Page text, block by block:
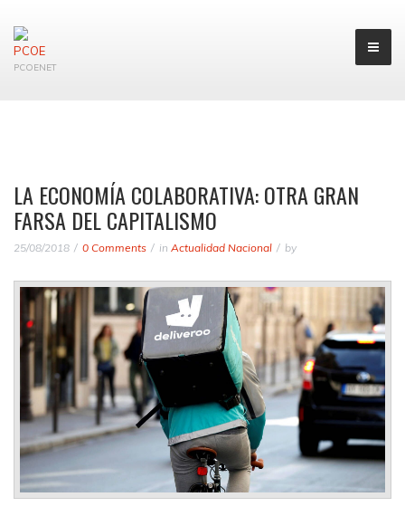
PCOENET
LA ECONOMÍA COLABORATIVA: OTRA GRAN
FARSA DEL CAPITALISMO
25/08/2018 0 Comments in Actualidad Nacional by